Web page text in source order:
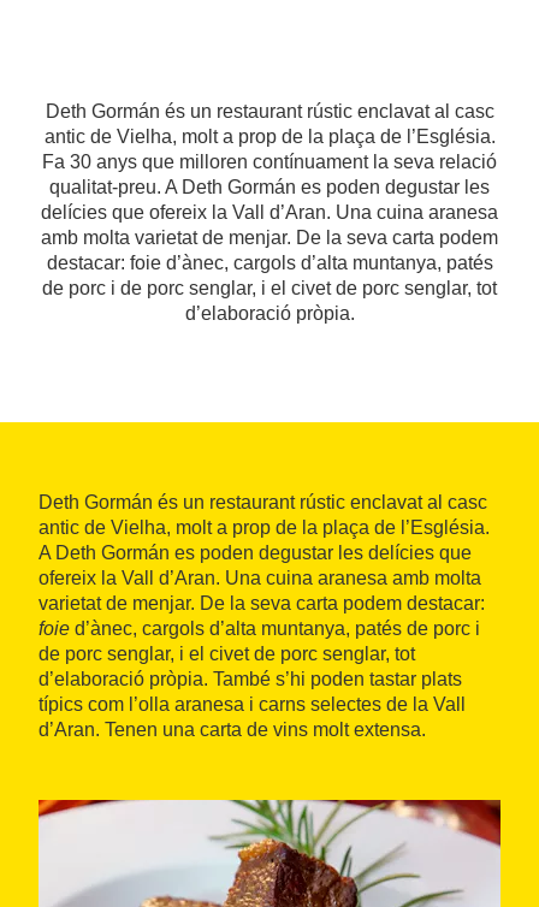
Deth Gormán és un restaurant rústic enclavat al casc
antic de Vielha, molt a prop de la plaça de l’Església.
Fa 30 anys que milloren contínuament la seva relació
qualitat-preu. A Deth Gormán es poden degustar les
delícies que ofereix la Vall d’Aran. Una cuina aranesa
amb molta varietat de menjar. De la seva carta podem
destacar: foie d’ànec, cargols d’alta muntanya, patés
de porc i de porc senglar, i el civet de porc senglar, tot
d’elaboració pròpia.
Deth Gormán és un restaurant rústic enclavat al casc
antic de Vielha, molt a prop de la plaça de l’Església.
A Deth Gormán es poden degustar les delícies que
ofereix la Vall d’Aran. Una cuina aranesa amb molta
varietat de menjar. De la seva carta podem destacar:
foie d’ànec, cargols d’alta muntanya, patés de porc i
de porc senglar, i el civet de porc senglar, tot
d’elaboració pròpia. També s’hi poden tastar plats
típics com l’olla aranesa i carns selectes de la Vall
d’Aran. Tenen una carta de vins molt extensa.